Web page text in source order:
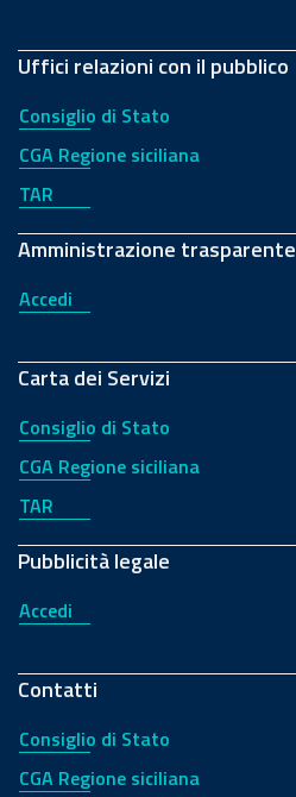
Uffici relazioni con il pubblico
Consiglio di Stato
CGA Regione siciliana
TAR
Amministrazione trasparente
Accedi
Carta dei Servizi
Consiglio di Stato
CGA Regione siciliana
TAR
Pubblicità legale
Accedi
Contatti
Consiglio di Stato
CGA Regione siciliana